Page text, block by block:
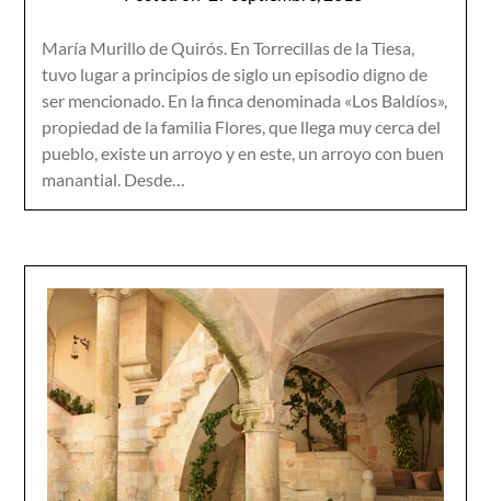
María Murillo de Quirós. En Torrecillas de la Tiesa,
tuvo lugar a principios de siglo un episo­dio digno de
ser mencionado. En la finca denominada «Los Baldíos»,
propiedad de la familia Flores, que llega muy cerca del
pueblo, existe un arroyo y en este, un arroyo con buen
manantial. Desde…